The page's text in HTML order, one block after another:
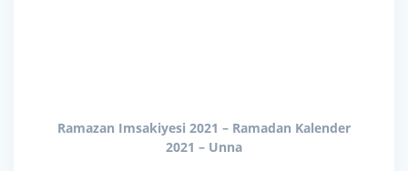
Ramazan Imsakiyesi 2021 – Ramadan Kalender
2021 – Unna